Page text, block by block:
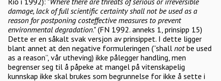
damage, lack of full scientific certainty shall not be used as a
reason for postponing costeffective measures to prevent
environmental degradation." (FN 1992. anneks 1, prinsipp 15)
Dette er en såkalt svak versjon av prinsippet. I dette ligger
blant annet at den negative formuleringen (”shall notbe used
as a reason”, vår utheving) ikke pålegger handling, men
begrenser seg til å påpeke at mangel på vitenskapelig
kunnskap ikke skal brukes som begrunnelse for ikke å sette i